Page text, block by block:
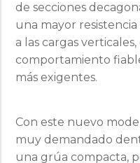
de secciones
una mayor
a las cargas
comportamiento
más exigentes.
Con este nuevo
muy demandado
una grúa compacta,